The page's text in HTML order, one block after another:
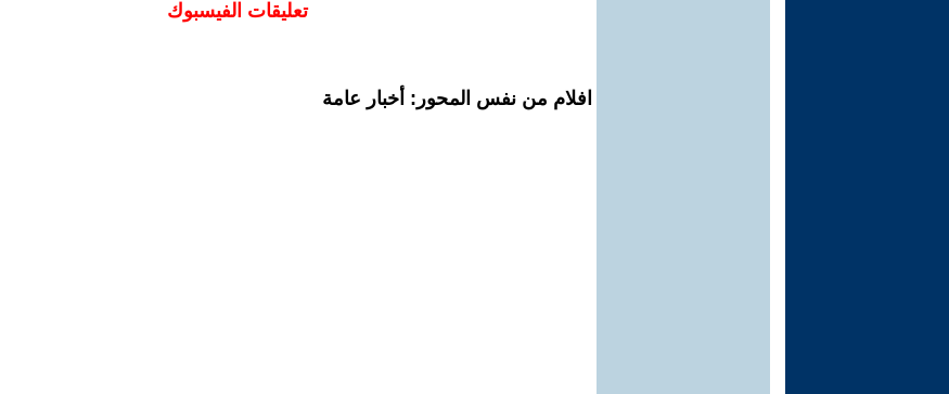
تعليقات الفيسبوك
افلام من نفس المحور: أخبار عامة